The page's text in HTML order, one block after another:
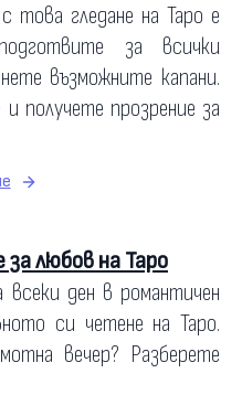
това гледане на Таро е
за всички
възможните капани.
получете прозрение за
за любов на Таро
всеки ден в романтичен
си четене на Таро.
вечер? Разберете